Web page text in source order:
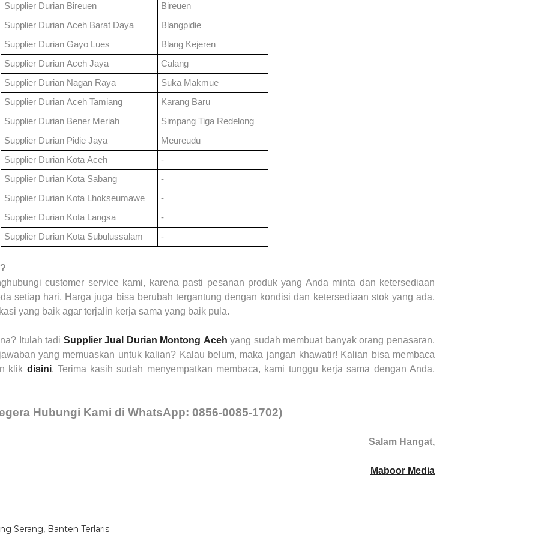
Supplier Durian Bireuen
Bireuen
Supplier Durian Aceh Barat Daya
Blangpidie
Supplier Durian Gayo Lues
Blang Kejeren
Supplier Durian Aceh Jaya
Calang
Supplier Durian Nagan Raya
Suka Makmue
Supplier Durian Aceh Tamiang
Karang Baru
Supplier Durian Bener Meriah
Simpang Tiga Redelong
Supplier Durian Pidie Jaya
Meureudu
Supplier Durian Kota Aceh
-
Supplier Durian Kota Sabang
-
Supplier Durian Kota Lhokseumawe
-
Supplier Durian Kota Langsa
-
Supplier Durian Kota Subulussalam -
customer service kami, karena pasti pesanan produk yang Anda minta dan ketersediaan
setiap hari. Harga juga bisa berubah tergantung dengan kondisi dan ketersediaan stok yang ada,
yang baik agar terjalin kerja sama yang baik pula.
Itulah tadi Supplier Jual Durian Montong Aceh yang sudah membuat banyak orang penasaran.
yang memuaskan untuk kalian? Kalau belum, maka jangan khawatir! Kalian bisa membaca
klik disini. Terima kasih sudah menyempatkan membaca, kami tunggu kerja sama dengan Anda.
Hubungi Kami di WhatsApp: 0856-0085-1702)
Salam Hangat,
Maboor Media
Serang, Banten Terlaris